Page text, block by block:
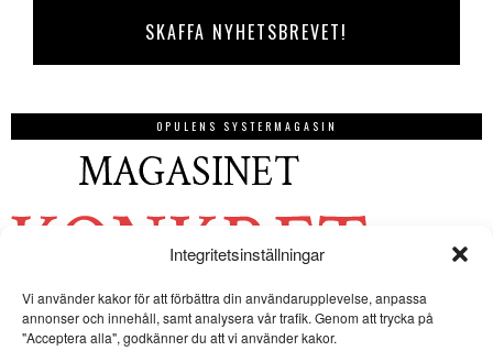
Integritetsinställningar
Vi använder kakor för att förbättra din användarupplevelse, anpassa
annonser och innehåll, samt analysera vår trafik. Genom att trycka på
"Acceptera alla", godkänner du att vi använder kakor.
OPULENS SYSTERMAGASIN